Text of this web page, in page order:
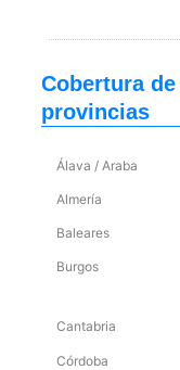
Cobertura
provincias
Álava / Araba
Almería
Baleares
Burgos
Cantabria
Córdoba